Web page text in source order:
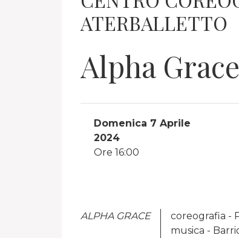
ATERBALLETTO
Alpha
Domenica 7 Aprile
2024
Ore 16:00
ALPHA GRACE
coreografia -
musica -